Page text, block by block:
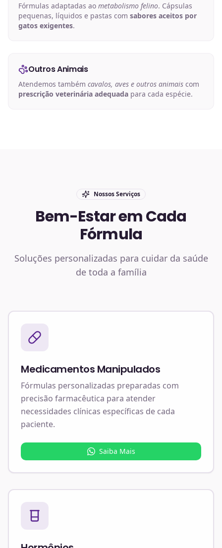
Fórmulas adaptadas ao metabolismo felino. Cápsulas
pequenas, líquidos e pastas com sabores aceitos por
gatos exigentes.
Outros Animais
Atendemos também cavalos, aves e outros animais com
prescrição veterinária adequada para cada espécie.
Nossos Serviços
Bem-Estar em Cada
Fórmula
Soluções personalizadas para cuidar da saúde
de toda a família
Medicamentos Manipulados
Fórmulas personalizadas preparadas com
precisão farmacêutica para atender
necessidades clínicas específicas de cada
paciente.
Saiba Mais